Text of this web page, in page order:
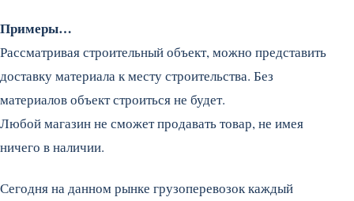
Примеры…
Рассматривая строительный объект, можно представить
доставку материала к месту строительства. Без
материалов объект строиться не будет.
Любой магазин не сможет продавать товар, не имея
ничего в наличии.
Сегодня на данном рынке грузоперевозок каждый